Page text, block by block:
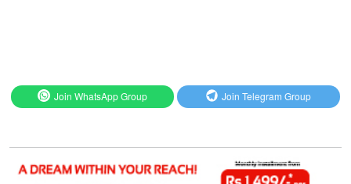
Join WhatsApp Group Join Telegram Group